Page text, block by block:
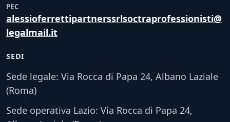
PEC
alessioferrettipartnerssrlsoctraprofessionisti@
legalmail.it
SEDI
Sede legale: Via Rocca di Papa 24, Albano Laziale
(Roma)
Sede operativa Lazio: Via Rocca di Papa 24,